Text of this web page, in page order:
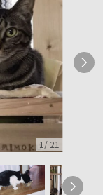
1 / 21